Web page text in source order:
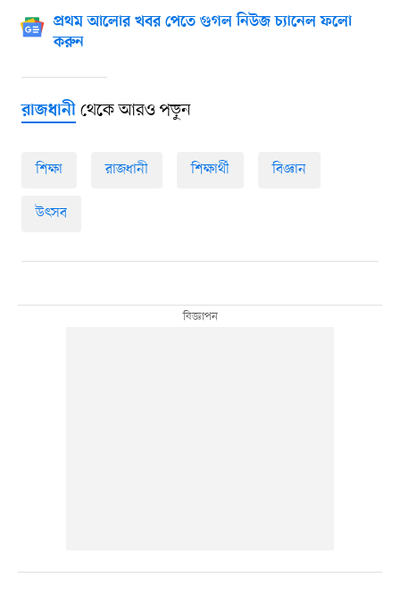
প্রথম আলোর খবর পেতে গুগল নিউজ চ্যানেল ফলো
করুন
রাজধানীথেকে আরও পড়ুন
শিক্ষা রাজধানী শিক্ষার্থী বিজ্ঞান
উৎসব